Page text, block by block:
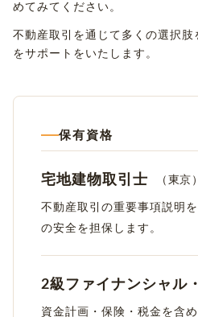
めてみてください。
不動産取引を通じて多くの選択肢
をサポートをいたします。
保有資格
宅地建物取引士 （東京
不動産取引の重要事項説明
の安全を担保します。
2級ファイナンシャル
資金計画・保険・税金を含